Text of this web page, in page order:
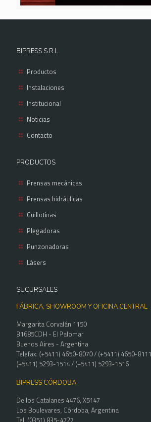
BIPRESS S.R.L.
Productos
Instalaciones
Institucional
Noticias
Contacto
PRODUCTOS
Prensas mecánicas
Prensas hidráulicas
Guillotinas
Plegadoras
Punzonadoras
Lásers
SUCURSALES
FÁBRICA, SHOWROOM Y OFICINA CENTRAL
Margarita Corvalán 1150
B1685CDH - El Palomar
Buenos Aires - Argentina
Telefax: (+5411) 4650-8070 / (+5411) 4650-8111
(+5411) 5293-1514 / (+5411) 5293-1516
BIPRESS CÓRDOBA
De los Catalanes 4476, X5147
Los Boulevares, Córdoba, Argentina
Tel: (0351) 835-4727